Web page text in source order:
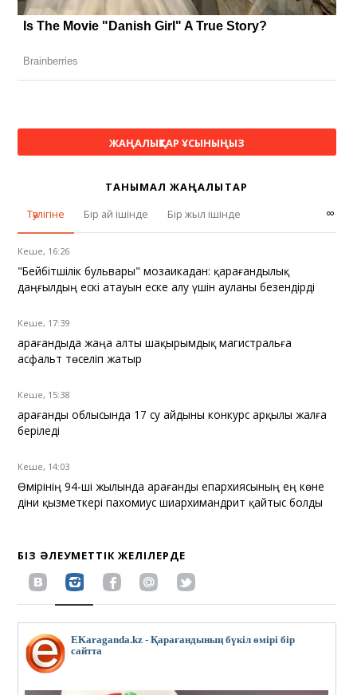
ЖАҢАЛЫҚТАР ҰСЫНЫҢЫЗ
ТАНЫМАЛ ЖАҢАЛЫҚТАР
Тәулігіне
Бір ай ішінде Бір жыл ішінде ∞
Кеше, 16:26
"Бейбітшілік бульвары" мозаикадан: қарағандылық
даңғылдың ескі атауын еске алу үшін ауланы безендірді
Кеше, 17:39
Қарағандыда жаңа алты шақырымдық магистральға
асфальт төселіп жатыр
Кеше, 15:38
Қарағанды облысында 17 су айдыны конкурс арқылы жалға
беріледі
Кеше, 14:03
Өмірінің 94-ші жылында Қарағанды епархиясының ең көне
діни қызметкері пахомиус шиархимандрит қайтыс болды
БІЗ ӘЛЕУМЕТТІК ЖЕЛІЛЕРДЕ
EKaraganda.kz - Қарағандының бүкіл өмірі бір
сайтта